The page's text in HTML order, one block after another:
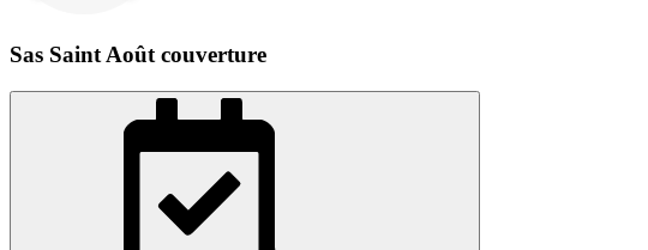
Sas Saint Août couverture